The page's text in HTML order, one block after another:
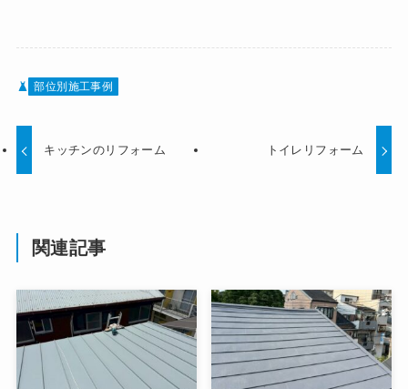
部位別施工事例
キッチンのリフォーム トイレリフォーム
関連記事